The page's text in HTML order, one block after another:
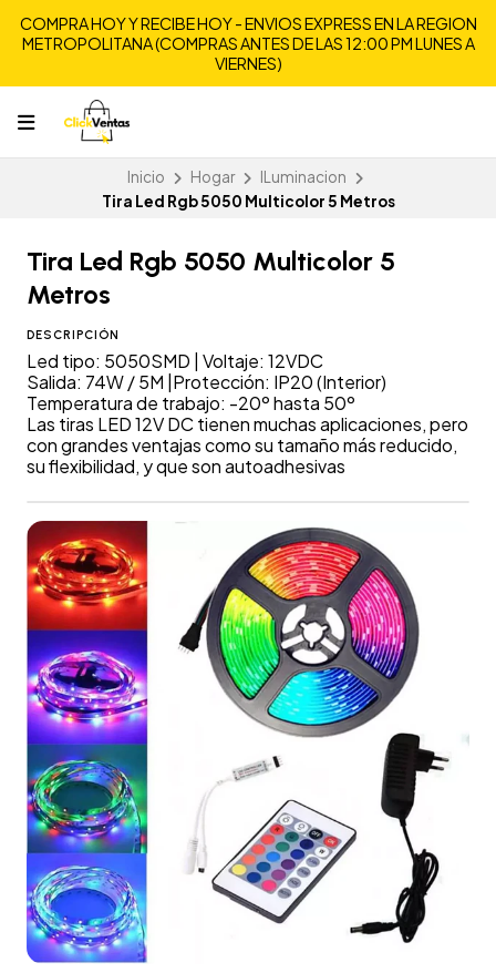
COMPRA HOY Y RECIBE HOY - ENVIOS EXPRESS EN LA REGION
METROPOLITANA (COMPRAS ANTES DE LAS 12:00 PM LUNES A
VIERNES)
Inicio Hogar
ILuminacion
Tira Led Rgb 5050 Multicolor 5 Metros
Tira Led Rgb 5050 Multicolor 5
Metros
DESCRIPCIÓN
Led tipo: 5050SMD | Voltaje: 12VDC
Salida: 74W / 5M |Protección: IP20 (Interior)
Temperatura de trabajo: -20º hasta 50º
Las tiras LED 12V DC tienen muchas aplicaciones, pero
con grandes ventajas como su tamaño más reducido,
su flexibilidad, y que son autoadhesivas